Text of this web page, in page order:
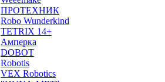
ПРОТЕХНИК
Robo Wunderkind
TETRIX 14+
Амперка
DOBOT
Robotis
VEX Robotics